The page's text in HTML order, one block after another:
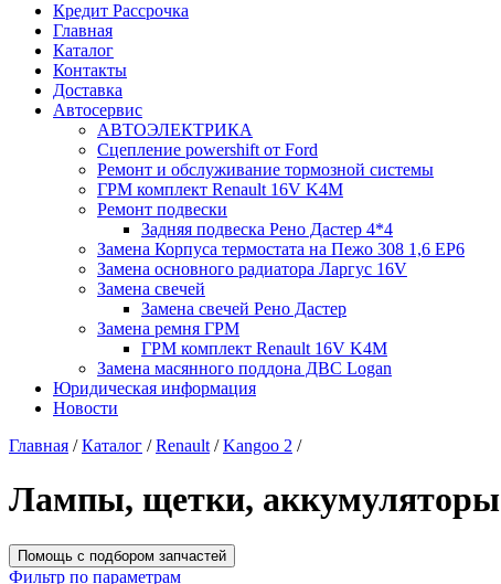
Кредит Рассрочка
Главная
Каталог
Контакты
Доставка
Автосервис
АВТОЭЛЕКТРИКА
Сцепление powershift от Ford
Ремонт и обслуживание тормозной системы
ГРМ комплект Renault 16V K4M
Ремонт подвески
Задняя подвеска Рено Дастер 4*4
Замена Корпуса термостата на Пежо 308 1,6 EP6
Замена основного радиатора Ларгус 16V
Замена свечей
Замена свечей Рено Дастер
Замена ремня ГРМ
ГРМ комплект Renault 16V K4M
Замена масянного поддона ДВС Logan
Юридическая информация
Новости
Главная / Каталог / Renault / Kangoo 2 /
Лампы, щетки, аккумуляторы
Помощь с подбором запчастей
Фильтр по параметрам